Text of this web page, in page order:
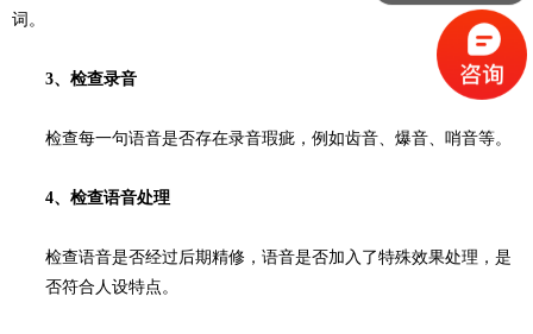
词。
3、 检查录音
检查每一句语音是否存在录音瑕疵，例如齿音、爆音、哨音等。
4、 检查语音处理
检查语音是否经过后期精修，语音是否加入了特殊效果处理，是
否符合人设特点。